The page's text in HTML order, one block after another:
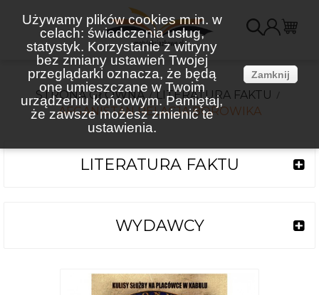
Używamy plików cookies m.in. w
celach: świadczenia usług,
statystyk. Korzystanie z witryny
bez zmiany ustawień Twojej
przeglądarki oznacza, że będą
one umieszczane w Twoim
urządzeniu końcowym. Pamiętaj,
że zawsze możesz zmienić te
ustawienia.
Zamknij
STRONA GŁÓWNA
LITERATURA FAKTU
AFGANISTAN RELACJA BOROWIKA
LITERATURA FAKTU
WYDAWCY